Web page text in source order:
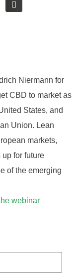
Niermann for
CBD to market as
States, and
Union. Lean
markets,
for future
of the emerging
webinar